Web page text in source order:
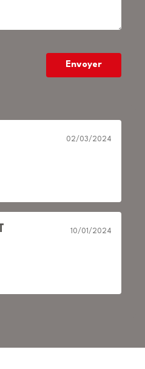
Envoyer
02/03/2024
10/01/2024